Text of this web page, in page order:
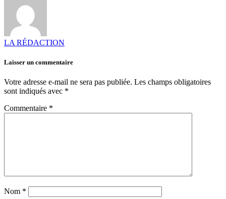
LA RÉDACTION
Laisser un commentaire
Votre adresse e-mail ne sera pas publiée. Les champs obligatoires
sont indiqués avec *
Commentaire *
Nom *